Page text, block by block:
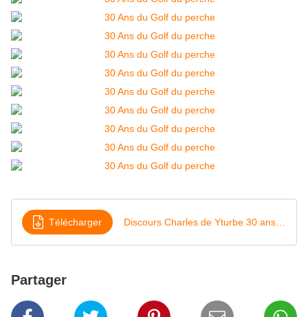
Télécharger
Partager